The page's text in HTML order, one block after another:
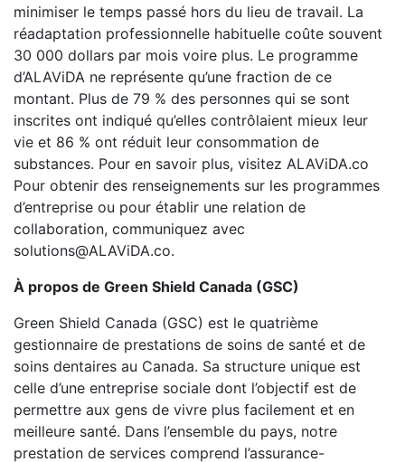
minimiser le temps passé hors du lieu de travail. La
réadaptation professionnelle habituelle coûte souvent
30 000 dollars par mois voire plus. Le programme
d’ALAViDA ne représente qu’une fraction de ce
montant. Plus de 79 % des personnes qui se sont
inscrites ont indiqué qu’elles contrôlaient mieux leur
vie et 86 % ont réduit leur consommation de
substances. Pour en savoir plus, visitez ALAViDA.co
Pour obtenir des renseignements sur les programmes
d’entreprise ou pour établir une relation de
collaboration, communiquez avec
solutions@ALAViDA.co.
À propos de Green Shield Canada (GSC)
Green Shield Canada (GSC) est le quatrième
gestionnaire de prestations de soins de santé et de
soins dentaires au Canada. Sa structure unique est
celle d’une entreprise sociale dont l’objectif est de
permettre aux gens de vivre plus facilement et en
meilleure santé. Dans l’ensemble du pays, notre
prestation de services comprend l’assurance-